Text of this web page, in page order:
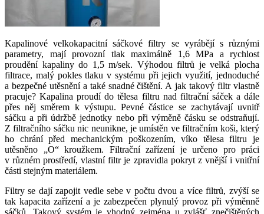
Kapalinové velkokapacitní sáčkové filtry se vyrábějí s různými
parametry, mají provozní tlak maximálně 1,6 MPa a rychlost
proudění kapaliny do 1,5 m/sek. Výhodou filtrů je velká plocha
filtrace, malý pokles tlaku v systému při jejich využití, jednoduché
a bezpečné utěsnění a také snadné čištění. A jak takový filtr vlastně
pracuje? Kapalina proudí do tělesa filtru nad filtrační sáček a dále
přes něj směrem k výstupu. Pevné částice se zachytávají uvnitř
sáčku a při údržbě jednotky nebo při výměně čásku se odstraňují.
Z filtračního sáčku nic neunikne, je umístěn ve filtračním koši, který
ho chrání před mechanickým poškozením, víko tělesa filtru je
utěsněno „O“ kroužkem. Filtrační zařízení je určeno pro práci
v různém prostředí, vlastní filtr je zpravidla pokryt z vnější i vnitřní
části stejným materiálem.
Filtry se dají zapojit vedle sebe v počtu dvou a více filtrů, zvýší se
tak kapacita zařízení a je zabezpečen plynulý provoz při výměnně
sáčků. Takový systém je vhodný zejména u zvlášť znečištěných